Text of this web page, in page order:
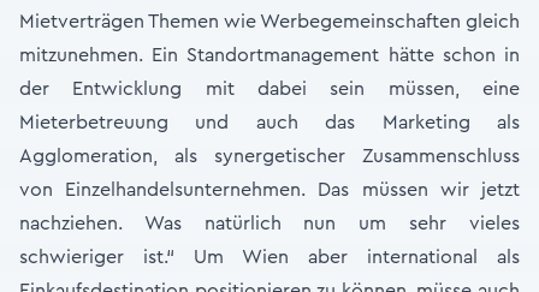
Mietverträgen Themen wie Werbegemeinschaften gleich
mitzunehmen. Ein Standortmanagement hätte schon in
der Entwicklung mit dabei sein müssen, eine
Mieterbetreuung und auch das Marketing als
Agglomeration, als synergetischer Zusammenschluss
von Einzelhandelsunternehmen. Das müssen wir jetzt
nachziehen. Was natürlich nun um sehr vieles
schwieriger ist.“ Um Wien aber international als